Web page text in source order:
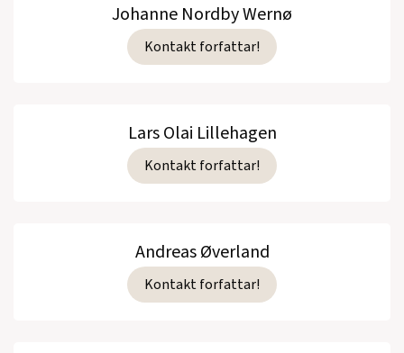
Johanne Nordby Wernø
Kontakt forfattar!
Lars Olai Lillehagen
Kontakt forfattar!
Andreas Øverland
Kontakt forfattar!